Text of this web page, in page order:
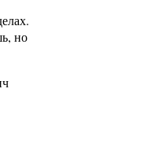
но